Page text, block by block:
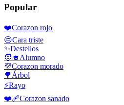
Popular
❤️Corazon rojo
😔Cara triste
✨Destellos
🧑‍🎓Alumno
💜Corazon morado
🌳 Árbol
⚡Rayo
❤️‍🩹Corazon sanado